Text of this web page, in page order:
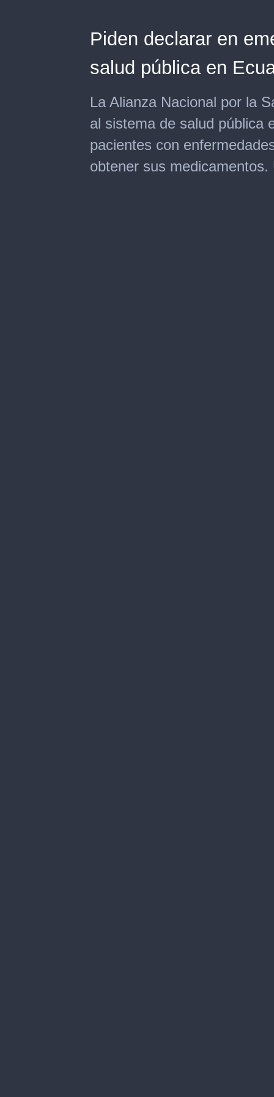
Piden declarar en
salud pública en
La Alianza Nacional por la
al sistema de salud pública
pacientes con
obtener sus